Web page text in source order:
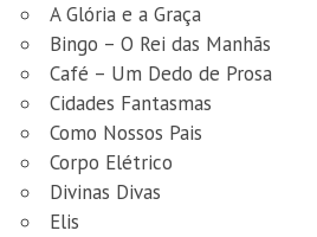
A Glória e a Graça
Bingo – O Rei das Manhãs
Café – Um Dedo de Prosa
Cidades Fantasmas
Como Nossos Pais
Corpo Elétrico
Divinas Divas
Elis